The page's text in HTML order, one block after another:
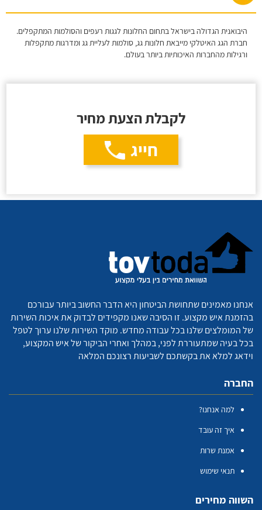
היבואנית הגדולה בישראל בתחום החלונות לגגות רעפים והסולמות המתקפלים.
חברת הגג האיטלקי מייבאת חלונות גג, סולמות לעליית גג ומדרגות מתקפלות
ורגילות מהחברות האיכותיות ביותר בעולם.
לקבלת הצעת מחיר
חייג
אנחנו מאמינים שתחושת הביטחון היא הדבר החשוב ביותר עבורכם
בהזמנת איש מקצוע. זו הסיבה שאנו מקפידים לבדוק את איכות השירות
של המומלצים שלנו בכל עבודה מחדש. מוקד השירות שלנו ערוך לטפל
בכל בעיה שמתעוררת לפני, במהלך ואחרי הביקור של איש המקצוע,
וידאג למלא את בקשתכם לשביעות רצונכם המלאה
החברה
למה אנחנו?
איך זה עובד
אמנת שרות
תנאי שימוש
השווה מחירים